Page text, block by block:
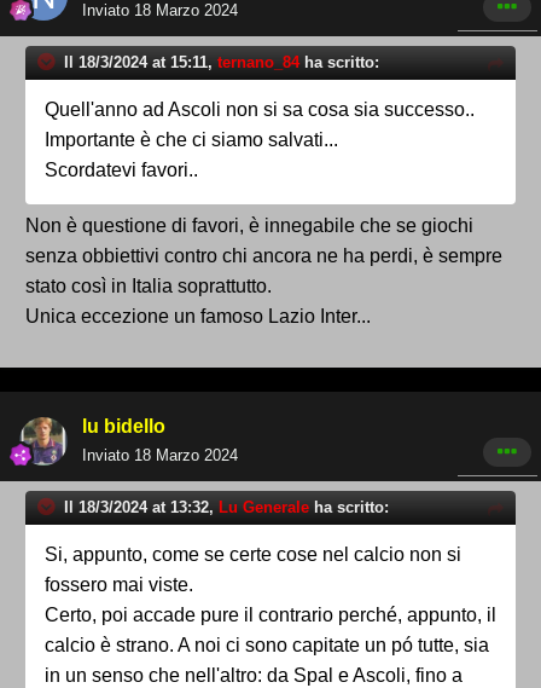
Inviato 18 Marzo 2024
Il 18/3/2024 at 15:11, ternano_84ha scritto:
Quell'anno ad Ascoli non si sa cosa sia successo..
Importante è che ci siamo salvati...
Scordatevi favori..
Non è questione di favori, è innegabile che se giochi
senza obbiettivi contro chi ancora ne ha perdi, è sempre
stato così in Italia soprattutto.
Unica eccezione un famoso Lazio Inter...
lu bidello
Inviato 18 Marzo 2024
Il 18/3/2024 at 13:32, Lu Generale ha scritto:
Si, appunto, come se certe cose nel calcio non si
fossero mai viste.
Certo, poi accade pure il contrario perché, appunto, il
calcio è strano. A noi ci sono capitate un pó tutte, sia
in un senso che nell'altro: da Spal e Ascoli, fino a